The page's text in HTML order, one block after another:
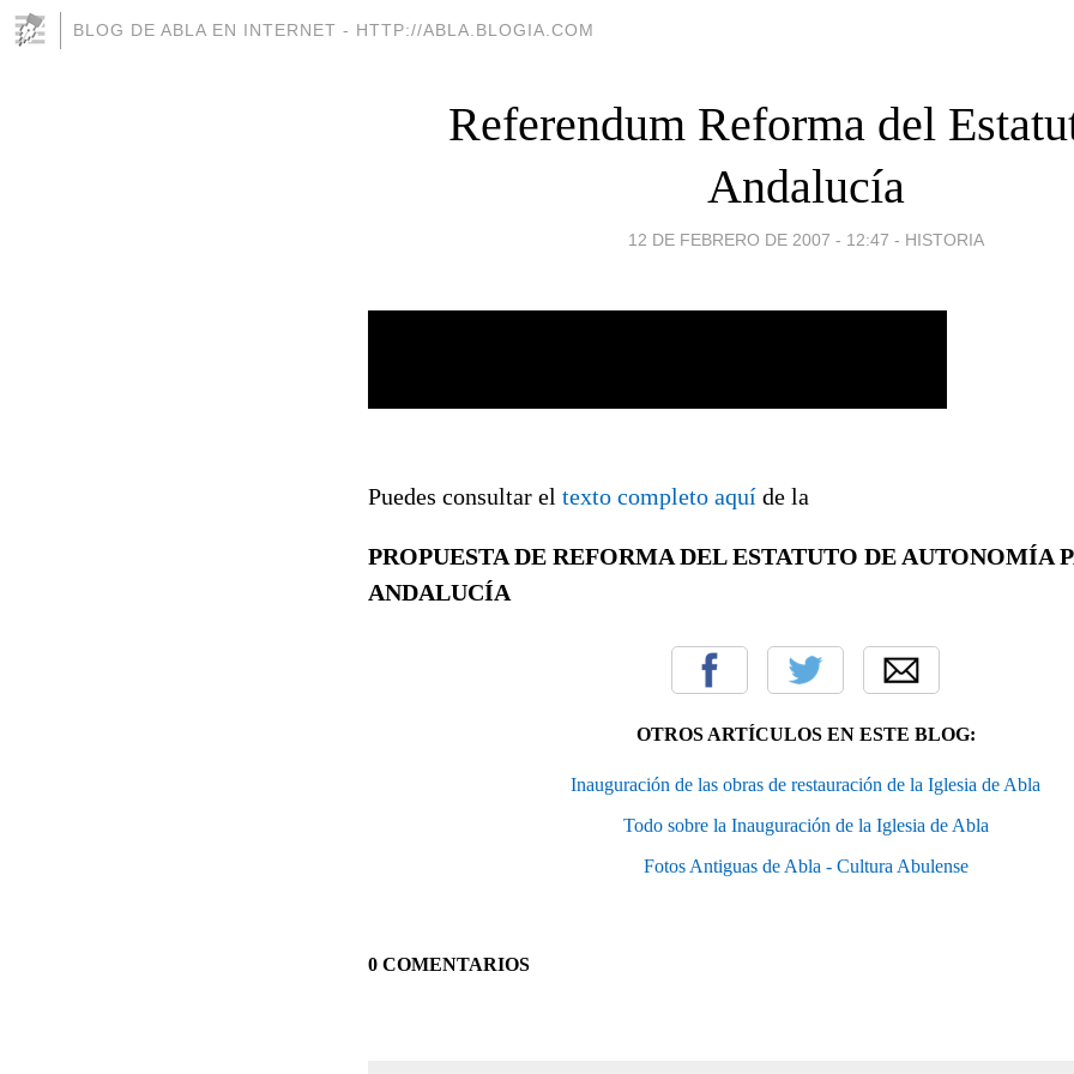
BLOG DE ABLA EN INTERNET - HTTP://ABLA.BLOGIA.COM
Referendum Reforma del
Andalucía
12 DE FEBRERO DE 2007 - 12:47 - HISTORIA
Puedes consultar el texto completo aquí de la
PROPUESTA DE REFORMA DEL ESTATUTO DE AUTONOMÍA
ANDALUCÍA
OTROS ARTÍCULOS EN ESTE BLOG:
Inauguración de las obras de restauración de la Iglesia de Abla
Todo sobre la Inauguración de la Iglesia de Abla
Fotos Antiguas de Abla - Cultura Abulense
0 COMENTARIOS